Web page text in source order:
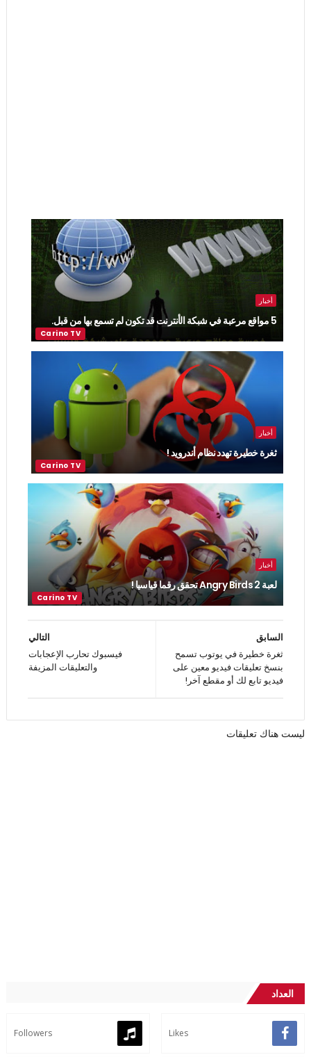
أخبار
5 مواقع مرعبة في شبكة الأنترنت قد تكون لم تسمع بها من قبل.
أخبار
ثغرة خطيرة تهدد نظام أندرويد !
أخبار
لعبة Angry Birds 2 تحقق رقما قياسيا !
التالي
فيسبوك تحارب الإعجابات
والتعليقات المزيفة
السابق
ثغرة خطيرة في يوتوب تسمح
بنسخ تعليقات فيديو معين على
فيديو تابع لك أو مقطع آخر!
ليست هناك تعليقات
العداد
Likes
Followers